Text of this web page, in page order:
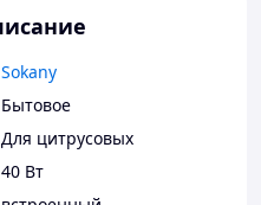
Sokany
Бытовое
Для цитрусовых
40 Вт